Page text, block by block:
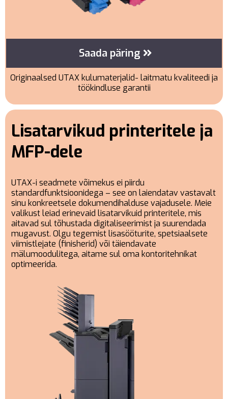
Saada päring
Originaalsed UTAX kulumaterjalid- laitmatu kvaliteedi ja
töökindluse garantii
Lisatarvikud printeritele ja
MFP-dele
UTAX-i seadmete võimekus ei piirdu
standardfunktsioonidega – see on laiendatav vastavalt
sinu konkreetsele dokumendihalduse vajadusele. Meie
valikust leiad erinevaid lisatarvikuid printeritele, mis
aitavad sul tõhustada digitaliseerimist ja suurendada
mugavust. Olgu tegemist lisasööturite, spetsiaalsete
viimistlejate (finisherid) või täiendavate
mälumoodulitega, aitame sul oma kontoritehnikat
optimeerida.